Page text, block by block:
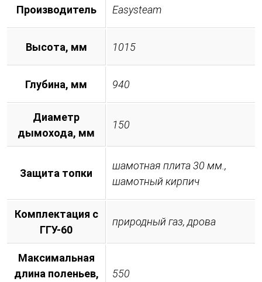
Производитель Easysteam
Высота, мм 1015
Глубина, мм 940
Диаметр
дымохода, мм
150
Защита топки
шамотная плита 30 мм.,
шамотный кирпич
Комплектация с
ГГУ-60
природный газ, дрова
Максимальная
длина поленьев,
550